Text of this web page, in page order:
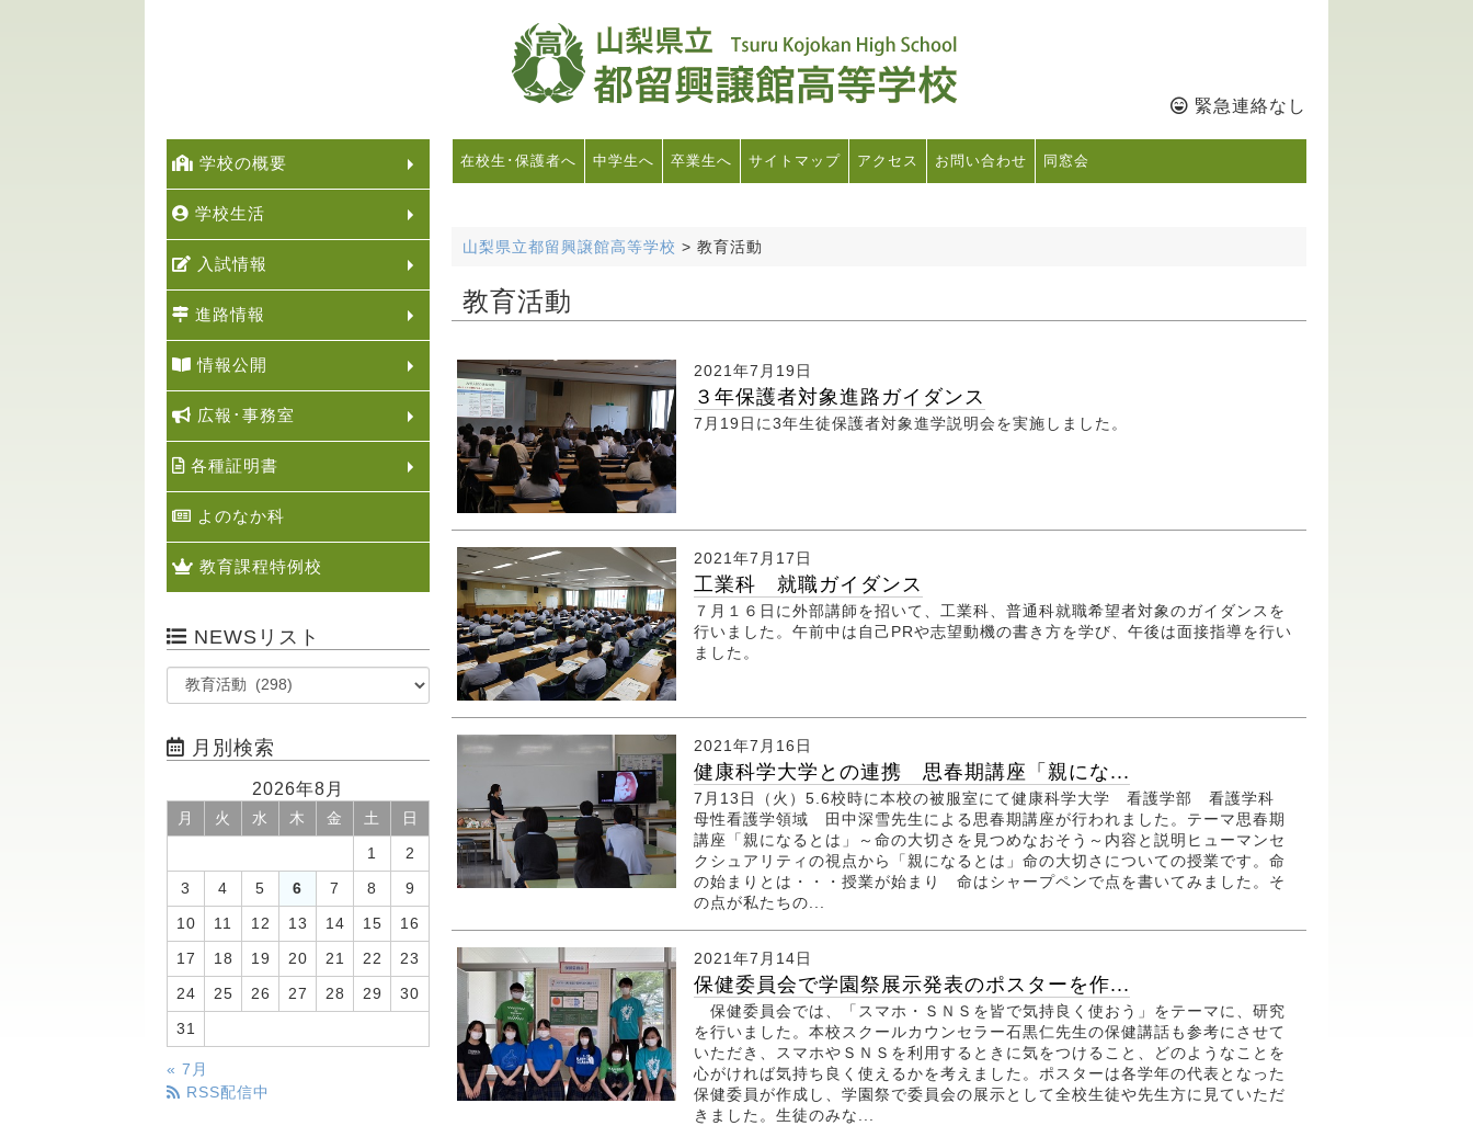
緊急連絡なし
在校生･保護者へ 中学生へ 卒業生へ サイトマップ アクセス お問い合わせ 同窓会
山梨県立都留興譲館高等学校 > 教育活動
教育活動
2021年7月19日
３年保護者対象進路ガイダンス
7月19日に3年生徒保護者対象進学説明会を実施しました。
2021年7月17日
工業科 就職ガイダンス
７月１６日に外部講師を招いて、工業科、普通科就職希望者対象のガイダンスを
行いました。午前中は自己PRや志望動機の書き方を学び、午後は面接指導を行い
ました。
2021年7月16日
健康科学大学との連携 思春期講座「親にな...
7月13日（火）5.6校時に本校の被服室にて健康科学大学 看護学部 看護学科
母性看護学領域 田中深雪先生による思春期講座が行われました。テーマ思春期
講座「親になるとは」～命の大切さを見つめなおそう～内容と説明ヒューマンセ
クシュアリティの視点から「親になるとは」命の大切さについての授業です。命
の始まりとは・・・授業が始まり 命はシャープペンで点を書いてみました。そ
の点が私たちの...
2021年7月14日
保健委員会で学園祭展示発表のポスターを作...
保健委員会では、「スマホ・ＳＮＳを皆で気持良く使おう」をテーマに、研究
を行いました。本校スクールカウンセラー石黒仁先生の保健講話も参考にさせて
いただき、スマホやＳＮＳを利用するときに気をつけること、どのようなことを
心がければ気持ち良く使えるかを考えました。ポスターは各学年の代表となった
保健委員が作成し、学園祭で委員会の展示として全校生徒や先生方に見ていただ
きました。生徒のみな...
学校の概要
学校生活
入試情報
進路情報
情報公開
広報･事務室
各種証明書
よのなか科
教育課程特例校
NEWSリスト
月別検索
2026年8月
月 火 水 木 金 土 日
1 2
3 4 5 6 7 8 9
10 11 12 13 14 15 16
17 18 19 20 21 22 23
24 25 26 27 28 29 30
31
« 7月
RSS配信中